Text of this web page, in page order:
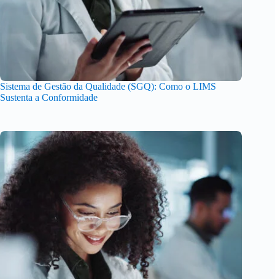
Sistema de Gestão da Qualidade (SGQ): Como o LIMS
Sustenta a Conformidade